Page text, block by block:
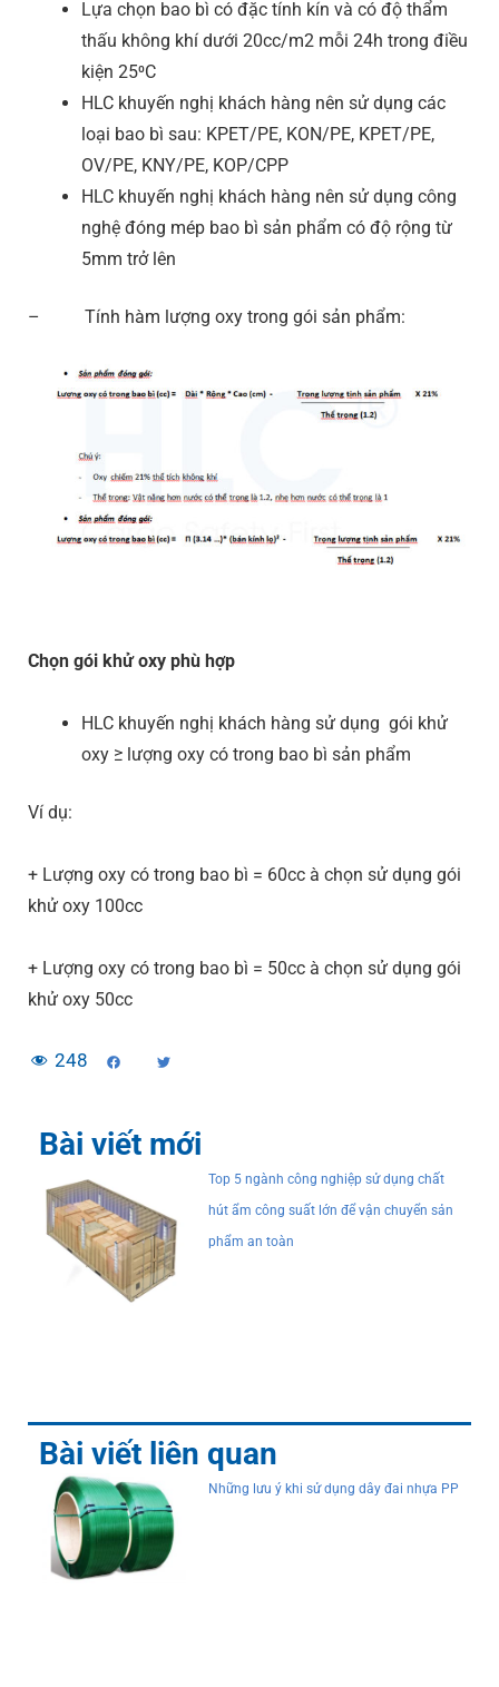
Lựa chọn bao bì có đặc tính kín và có độ thẩm
thấu không khí dưới 20cc/m2 mỗi 24h trong điều
kiện 25⁰C
HLC khuyến nghị khách hàng nên sử dụng các
loại bao bì sau: KPET/PE, KON/PE, KPET/PE,
OV/PE, KNY/PE, KOP/CPP
HLC khuyến nghị khách hàng nên sử dụng công
nghệ đóng mép bao bì sản phẩm có độ rộng từ
5mm trở lên
– Tính hàm lượng oxy trong gói sản phẩm:
Chọn gói khử oxy phù hợp
HLC khuyến nghị khách hàng sử dụng gói khử
oxy ≥ lượng oxy có trong bao bì sản phẩm
Ví dụ:
+ Lượng oxy có trong bao bì = 60cc à chọn sử dụng gói
khử oxy 100cc
+ Lượng oxy có trong bao bì = 50cc à chọn sử dụng gói
khử oxy 50cc
248
Bài viết mới
Top 5 ngành công nghiệp sử dụng chất
hút ẩm công suất lớn để vận chuyển sản
phẩm an toàn
Bài viết liên quan
Những lưu ý khi sử dụng dây đai nhựa PP